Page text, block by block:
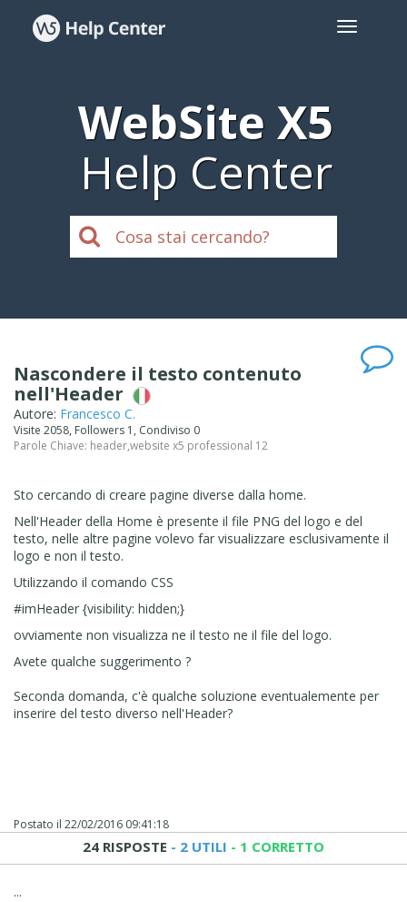
WebSite X5
Help Center
Nascondere il testo contenuto
nell'Header
Autore: Francesco C.
Visite 2058, Followers 1, Condiviso 0
Parole Chiave: header,website x5 professional 12
Sto cercando di creare pagine diverse dalla home.
Nell'Header della Home è presente il file PNG del logo e del
testo, nelle altre pagine volevo far visualizzare esclusivamente il
logo e non il testo.
Utilizzando il comando CSS
#imHeader {visibility: hidden;}
ovviamente non visualizza ne il testo ne il file del logo.
Avete qualche suggerimento ?
Seconda domanda, c'è qualche soluzione eventualemente per
inserire del testo diverso nell'Header?
Postato il 22/02/2016 09:41:18
24 RISPOSTE - 2 UTILI - 1 CORRETTO
...